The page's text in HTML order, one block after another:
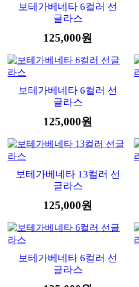
보테가베네타 6컬러 선
글라스
125,000원
보테가베네타 6컬러 선
글라스
125,000원
보테가베네타 13컬러 선
글라스
125,000원
보테가베네타 6컬러 선
글라스